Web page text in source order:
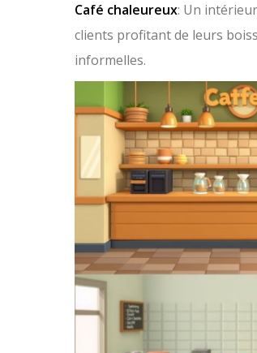
Café chaleureux: Un
clients profitant de leurs
informelles.